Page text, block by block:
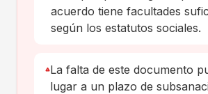
acuerdo tiene facultades
según los estatutos sociales.
La falta de este documento
lugar a un plazo de